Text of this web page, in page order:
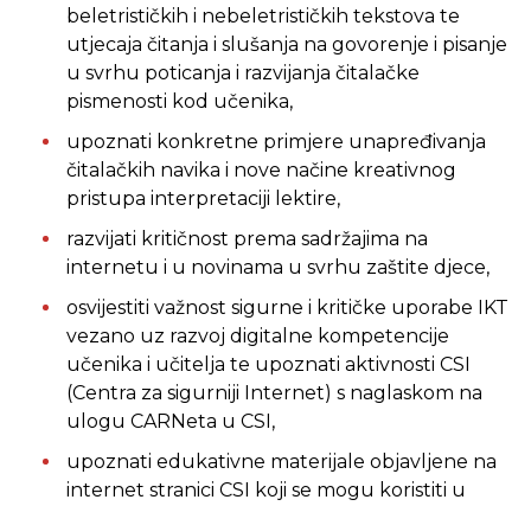
beletrističkih i nebeletrističkih tekstova te
utjecaja čitanja i slušanja na govorenje i pisanje
u svrhu poticanja i razvijanja čitalačke
pismenosti kod učenika,
upoznati konkretne primjere unapređivanja
čitalačkih navika i nove načine kreativnog
pristupa interpretaciji lektire,
razvijati kritičnost prema sadržajima na
internetu i u novinama u svrhu zaštite djece,
osvijestiti važnost sigurne i kritičke uporabe IKT
vezano uz razvoj digitalne kompetencije
učenika i učitelja te upoznati aktivnosti CSI
(Centra za sigurniji Internet) s naglaskom na
ulogu CARNeta u CSI,
upoznati edukativne materijale objavljene na
internet stranici CSI koji se mogu koristiti u